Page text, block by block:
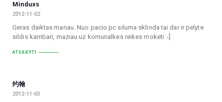
Minduxs
2012-11-02
Geras daiktas manau. Nuo pacio pc siluma sklinda tai dar ir pelyte
sildis kambari, maziau uz komunalkes reikes moketi :-]
ATSAKYTI
约翰
2012-11-03